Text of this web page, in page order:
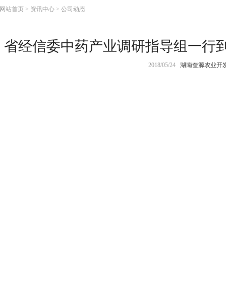
网站首页 > 资讯中心 > 公司动态
省经信委中药产业调研指导组一行
2018/05/24 湖南奎源农业开